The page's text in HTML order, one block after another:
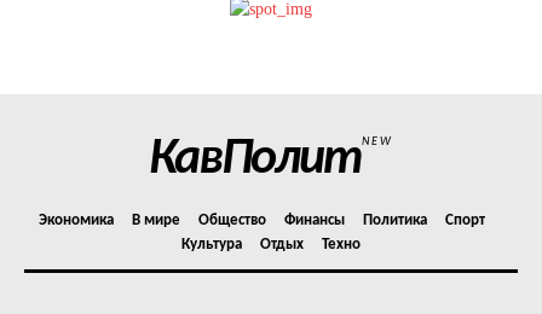
Контакты
КавПолитNEW
Экономика В мире Общество Финансы Политика
Спорт
Культура
Отдых Техно